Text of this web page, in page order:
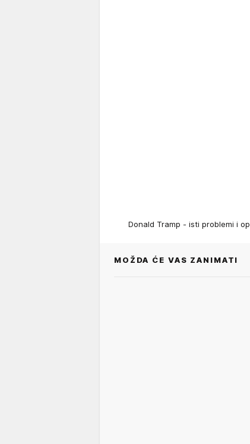
Donald Tramp - isti problemi i
MOŽDA ĆE VAS ZANIMATI